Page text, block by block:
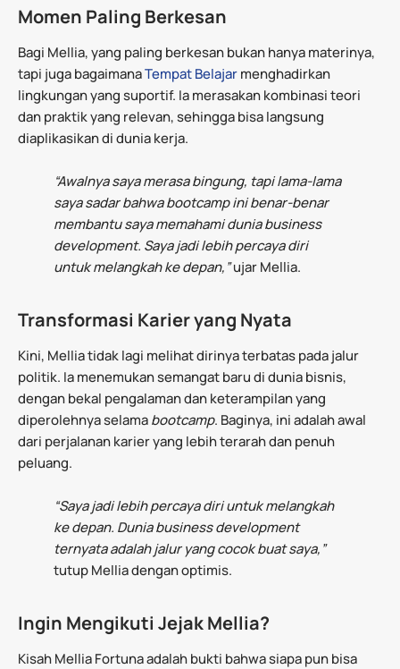
Momen Paling Berkesan
Bagi Mellia, yang paling berkesan bukan hanya materinya,
tapi juga bagaimanaTempat Belajarmenghadirkan
lingkungan yang suportif. Ia merasakan kombinasi teori
dan praktik yang relevan, sehingga bisa langsung
diaplikasikan di dunia kerja.
“Awalnya saya merasa bingung, tapi lama-lama
saya sadar bahwa bootcamp ini benar-benar
membantu saya memahami dunia business
development. Saya jadi lebih percaya diri
untuk melangkah ke depan,”ujar Mellia.
Transformasi Karier yang Nyata
Kini, Mellia tidak lagi melihat dirinya terbatas pada jalur
politik. Ia menemukan semangat baru di dunia bisnis,
dengan bekal pengalaman dan keterampilan yang
diperolehnya selamabootcamp. Baginya, ini adalah awal
dari perjalanan karier yang lebih terarah dan penuh
peluang.
“Saya jadi lebih percaya diri untuk melangkah
ke depan. Dunia business development
ternyata adalah jalur yang cocok buat saya,”
tutup Mellia dengan optimis.
Ingin Mengikuti Jejak Mellia?
Kisah Mellia Fortuna adalah bukti bahwa siapa pun bisa